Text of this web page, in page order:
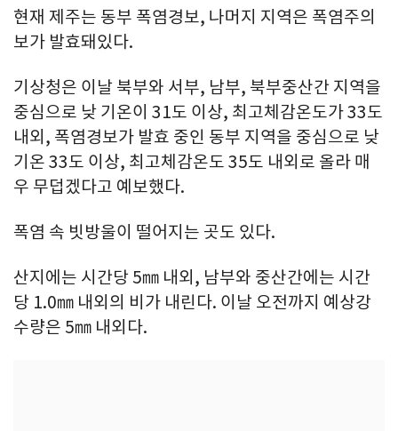
현재 제주는 동부 폭염경보, 나머지 지역은 폭염주의
보가 발효돼있다.
기상청은 이날 북부와 서부, 남부, 북부중산간 지역을
중심으로 낮 기온이 31도 이상, 최고체감온도가 33도
내외, 폭염경보가 발효 중인 동부 지역을 중심으로 낮
기온 33도 이상, 최고체감온도 35도 내외로 올라 매
우 무덥겠다고 예보했다.
폭염 속 빗방울이 떨어지는 곳도 있다.
산지에는 시간당 5㎜ 내외, 남부와 중산간에는 시간
당 1.0㎜ 내외의 비가 내린다. 이날 오전까지 예상강
수량은 5㎜ 내외다.